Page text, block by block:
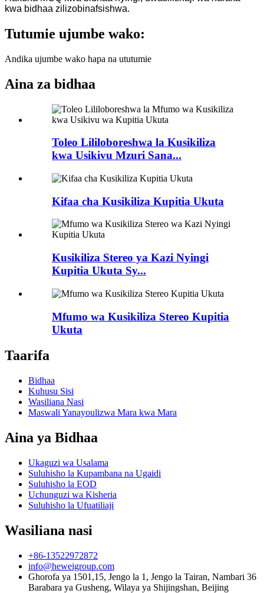
kwa bidhaa zilizobinafsishwa.
Tutumie ujumbe wako:
Andika ujumbe wako hapa na ututumie
Aina za bidhaa
Toleo Lililoboreshwa la Kusikiliza
kwa Usikivu Mzuri Sana...
Kifaa cha Kusikiliza Kupitia Ukuta
Kusikiliza Stereo ya Kazi Nyingi
Kupitia Ukuta Sy...
Mfumo wa Kusikiliza Stereo Kupitia
Ukuta
Taarifa
Bidhaa
Kuhusu Sisi
Wasiliana Nasi
Maswali Yanayoulizwa Mara kwa Mara
Aina ya Bidhaa
Ukaguzi wa Usalama
Suluhisho la Kupambana na Ugaidi
Suluhisho la EOD
Uchunguzi wa Kisheria
Suluhisho la Ufuatiliaji
Wasiliana nasi
+86-13522972872
info@heweigroup.com
Ghorofa ya 1501,15, Jengo la 1, Jengo la Tairan, Nambari 36
Barabara ya Gusheng, Wilaya ya Shijingshan, Beijing